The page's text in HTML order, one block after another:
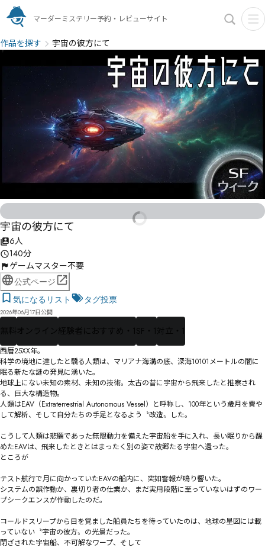
マーダーミステリー予約・レビューサイト
作品を探す 宇宙の彼方にて
宇宙の彼方にて
6人
140分
ゲームマスター不要
公式ページ
気になるリスト
タグ投票
2026年06月17日公開
無料 オンライン 経験者におすすめ・1SF・1 対立・1
​西暦25XX年。
科学の境地に達したと驕る人類は、マリアナ海溝の底、深海10101メートルの闇に
眠る新たな謎の発見に湧いた。
地球上にない未知の素材、未知の技術。太古の昔に宇宙から飛来したと推察され
る、巨大な構造物。
人類はEAV（Extraterrestrial Autonomous Vessel）と呼称し、100年という歳月を費や
して解析、そして――自分たちの手足となるよう〝改造〟した。
こうして人類は悲願であった無限動力を備えた宇宙船を手に入れ、​長い眠りから醒
めたEAVは、飛来したときとはまったく別の姿で故郷たる宇宙へ還った。
ところが――
テスト航行で月に向かっていたEAVの船内に、突如警報が鳴り響いた。
システムの誤作動か、裏切り者の仕業か、まだ実用段階に至っていないはずのワー
プシークエンスが作動したのだ。
コールドスリープから目を覚ました船員たちを待っていたのは、地球の星図には載
っていない〝宇宙の彼方〟の光景だった。
​閉ざされた宇宙船、不可解なワープ、そして――